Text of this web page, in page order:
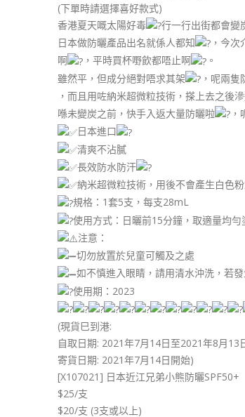
(下單時請選擇喜好款式)
香港夏天嘅太陽好毒
行一行出街都會變
日本做防曬產品出名就係人都知
，今
啊
，平時買杯嘢飲都唔止啊
。
雖然平，但成分絕對唔求其架
，呢兩
，而且用咗納米超微粒技術，搽上去之後
喺未變炭之前，快手入返大量防曬啦
日本進口
清爽不沾膩
長效防水防汗
納米超微粒技術，用後不會產生白色
規格：1套5支，每支28mL
使用方式：日曬前15分鐘，取適量均
注意：
切勿放置於兒童可觸及之處
如不慎進入眼睛，請用清水沖洗，若
使用期：2023
(現貨巳到港:
自取日期: 2021年7月14日至2021年8月13
寄貨日期: 2021年7月14日開始)
[X107021] 日本近江兄弟小熊防曬SPF50+
$25/支
$20/支 (3支或以上)